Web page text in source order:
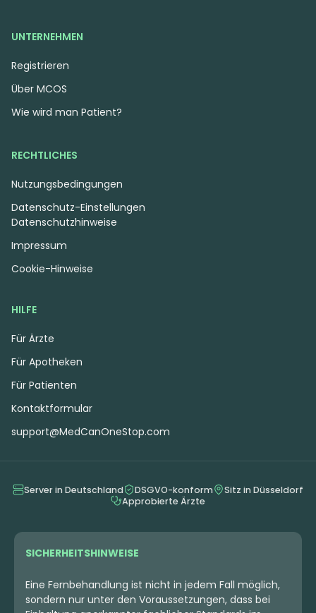
UNTERNEHMEN
Registrieren
Über MCOS
Wie wird man Patient?
HILFE
Für Ärzte
Für Apotheken
Für Patienten
Kontaktformular
support@MedCanOneStop.com
RECHTLICHES
Nutzungsbedingungen
Datenschutzhinweise
Impressum
Cookie-Hinweise
Datenschutz-Einstellungen
Server in Deutschland DSGVO-konform
Sitz in Düsseldorf
Approbierte Ärzte
SICHERHEITSHINWEISE
Eine Fernbehandlung ist nicht in jedem Fall möglich,
sondern nur unter den Voraussetzungen, dass bei